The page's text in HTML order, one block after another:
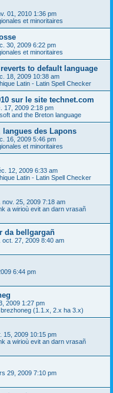
01, 2010 1:36 pm
et minoritaires
30, 2009 6:22 pm
et minoritaires
to default language
18, 2009 10:38 am
Latin - Latin Spell Checker
sur le site technet.com
17, 2009 2:18 pm
and the Breton language
des Lapons
16, 2009 5:46 pm
et minoritaires
12, 2009 6:33 am
Latin - Latin Spell Checker
nov. 25, 2009 7:18 am
a wirioù evit an darn vrasañ
da bellgargañ
oct. 27, 2009 8:40 am
6:44 pm
2009 1:27 pm
(1.1.x, 2.x ha 3.x)
15, 2009 10:15 pm
a wirioù evit an darn vrasañ
29, 2009 7:10 pm